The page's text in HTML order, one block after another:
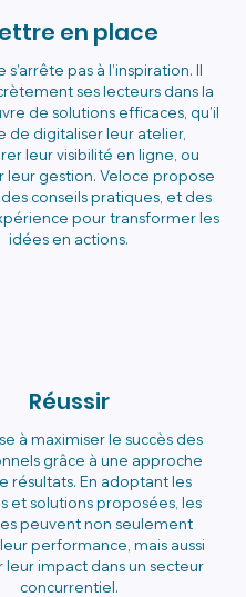
en place
s’arrête pas à l’inspiration. Il
ses lecteurs dans la
de solutions efficaces, qu’il
de digitaliser leur atelier,
leur visibilité en ligne, ou
leur gestion. Veloce propose
conseils pratiques, et des
pour transformer les
idées en actions.
Réussir
à maximiser le succès des
grâce à une approche
résultats. En adoptant les
et solutions proposées, les
peuvent non seulement
performance, mais aussi
impact dans un secteur
concurrentiel.